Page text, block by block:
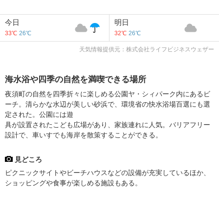
今日
33℃ 26℃
明日
32℃ 26℃
天気情報提供元：株式会社ライフビジネスウェザー
海水浴や四季の自然を満喫できる場所
夜須町の自然を四季折々に楽しめる公園ヤ・シィパーク内にあるビ
ーチ。清らかな水辺が美しい砂浜で、環境省の快水浴場百選にも選
定された。公園には遊
具が設置されたこども広場があり、家族連れに人気。バリアフリー
設計で、車いすでも海岸を散策することができる。
見どころ
ピクニックサイトやビーチハウスなどの設備が充実しているほか、
ショッピングや食事が楽しめる施設もある。